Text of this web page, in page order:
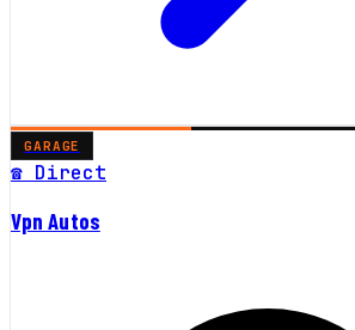
GARAGE
☎ Direct
Vpn Autos